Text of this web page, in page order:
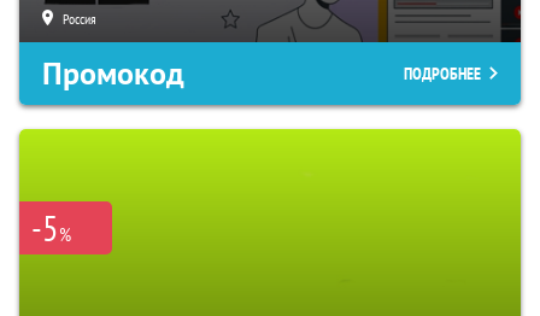
Россия
Промокод ПОДРОБНЕЕ
-5%